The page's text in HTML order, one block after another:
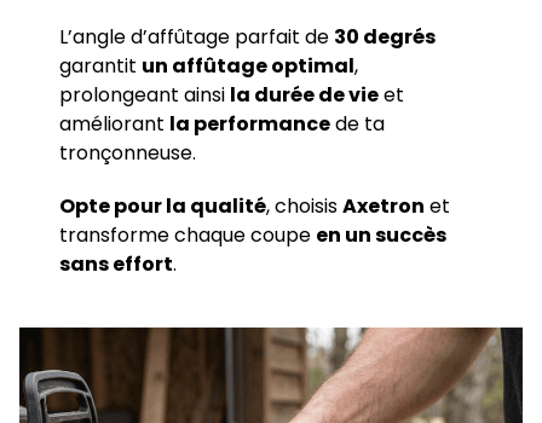
L’angle d’affûtage parfait de 30 degrés
garantit un affûtage optimal,
prolongeant ainsi la durée de vieet
améliorant la performancede ta
tronçonneuse.
Opte pour la qualité, choisisAxetron et
transforme chaque coupe en un succès
sans effort.